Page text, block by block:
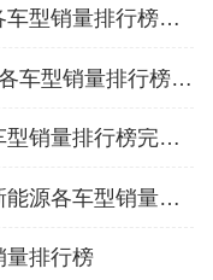
2024年5月全国长安汽车各车型销量排行榜完整版
2025年12月全国东风柳汽各车型销量排行榜完整版
2025年8月全国易捷特各车型销量排行榜完整版
2026年2月全国广汽埃安新能源各车型销量排行榜完整版
量排行榜